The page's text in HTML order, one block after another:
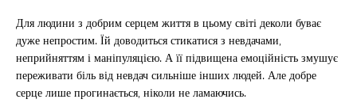
Для людини з добрим серцем життя в цьому світі деколи буває
дуже непростим. Їй доводиться стикатися з невдачами,
неприйняттям і маніпуляцією. А її підвищена емоційність змушує
переживати біль від невдач сильніше інших людей. Але добре
серце лише прогинається, ніколи не ламаючись.